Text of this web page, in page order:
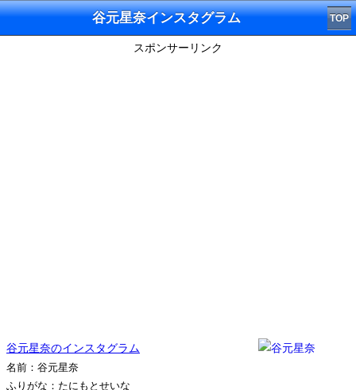
谷元星奈インスタグラム TOP
スポンサーリンク
谷元星奈のインスタグラム
名前：谷元星奈
ふりがな：たにもとせいな